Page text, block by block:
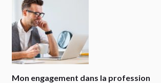
Mon engagement dans la profession